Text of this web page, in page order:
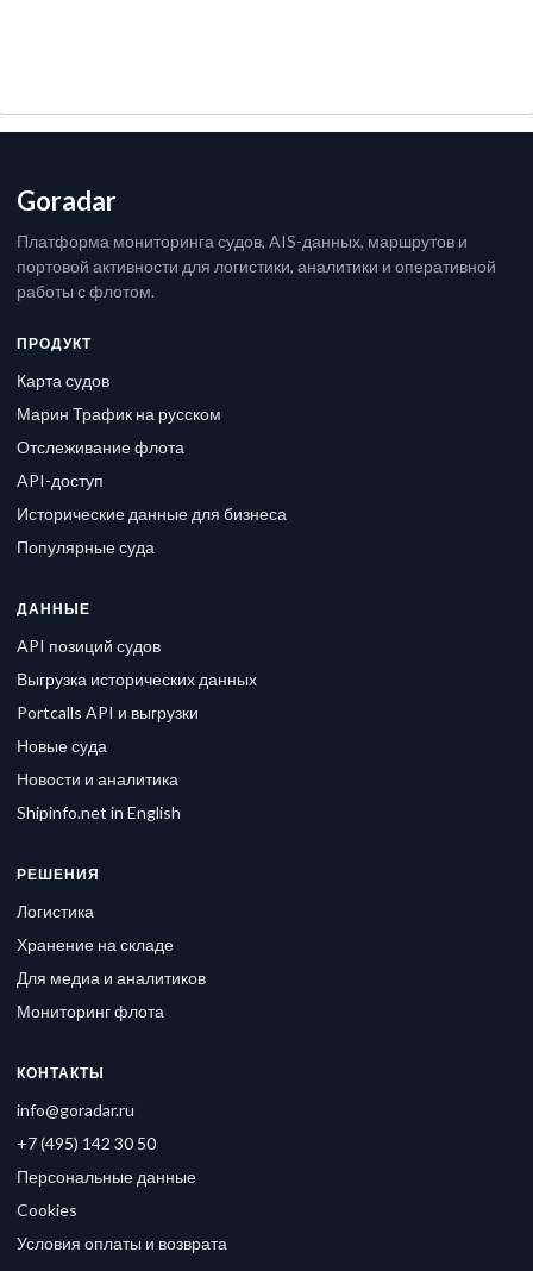
Goradar
Платформа мониторинга судов, AIS-данных, маршрутов и
портовой активности для логистики, аналитики и оперативной
работы с флотом.
ПРОДУКТ
Карта судов
Марин Трафик на русском
Отслеживание флота
API-доступ
Исторические данные для бизнеса
Популярные суда
ДАННЫЕ
API позиций судов
Выгрузка исторических данных
Portcalls API и выгрузки
Новые суда
Новости и аналитика
Shipinfo.net in English
РЕШЕНИЯ
Логистика
Хранение на складе
Для медиа и аналитиков
Мониторинг флота
КОНТАКТЫ
info@goradar.ru
+7 (495) 142 30 50
Персональные данные
Cookies
Условия оплаты и возврата